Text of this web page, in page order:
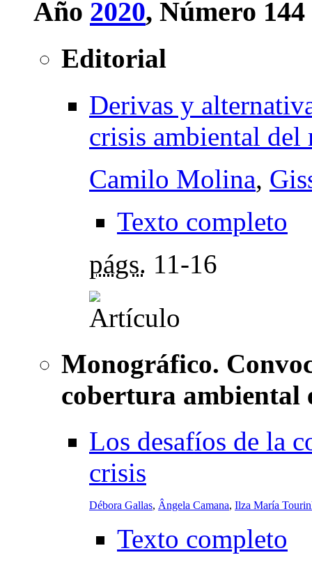
Año 2020, Número 144
Editorial
Derivas y
crisis ambiental del
Camilo Molina,
Texto completo
págs. 11-16
Monográfico.
cobertura ambiental
Los desafíos de la
crisis
Débora Gallas, Ângela Camana, Ilza María
Texto completo